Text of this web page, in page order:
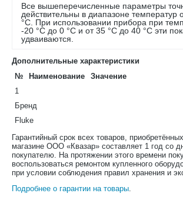
Все вышеперечисленные параметры
действительны в диапазоне температур
°C. При использовании прибора при
-20 °C до 0 °C и от 35 °C до 40 °C эти
удваиваются.
Дополнительные характеристики
№
Наименование
Значение
1
Бренд
Fluke
Гарантийный срок всех товаров,
магазине ООО «Квазар» составляет 1 год со
покупателю. На протяжении этого времени
воспользоваться ремонтом купленного
при условии соблюдения правил хранения и
Подробнее о гарантии на товары